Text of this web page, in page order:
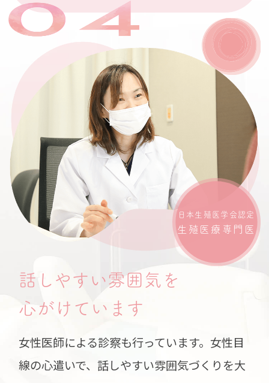
日本生殖医学会認定
生殖医療専門医
話しやすい雰囲気を
心がけています
女性医師による診察も行っています。女性目
線の心遣いで、話しやすい雰囲気づくりを大